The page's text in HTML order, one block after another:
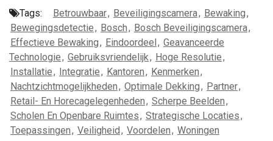
Tags: Betrouwbaar, Beveiligingscamera, Bewaking,
Bewegingsdetectie, Bosch, Bosch Beveiligingscamera,
Effectieve Bewaking, Eindoordeel , Geavanceerde
Technologie, Gebruiksvriendelijk, Hoge Resolutie,
Installatie, Integratie, Kantoren, Kenmerken,
Nachtzichtmogelijkheden, Optimale Dekking, Partner,
Retail- En Horecagelegenheden, Scherpe Beelden,
Scholen En Openbare Ruimtes, Strategische Locaties,
Toepassingen, Veiligheid , Voordelen, Woningen